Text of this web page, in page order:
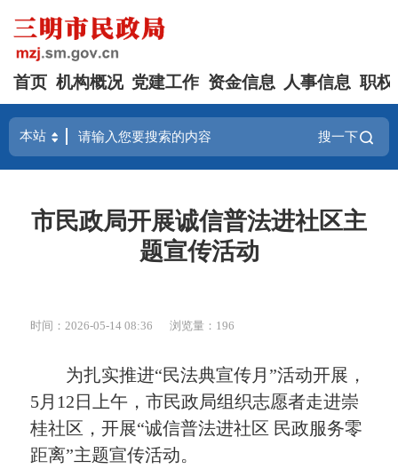
首页 机构概况 党建工作 资金信息 人事信息 职权
搜一下
市民政局开展诚信普法进社区主
题宣传活动
时间：2026-05-14 08:36 浏览量：196
为扎实推进“民法典宣传月”活动开展，
5月12日上午，市民政局组织志愿者走进崇
桂社区，开展“诚信普法进社区 民政服务零
距离”主题宣传活动。